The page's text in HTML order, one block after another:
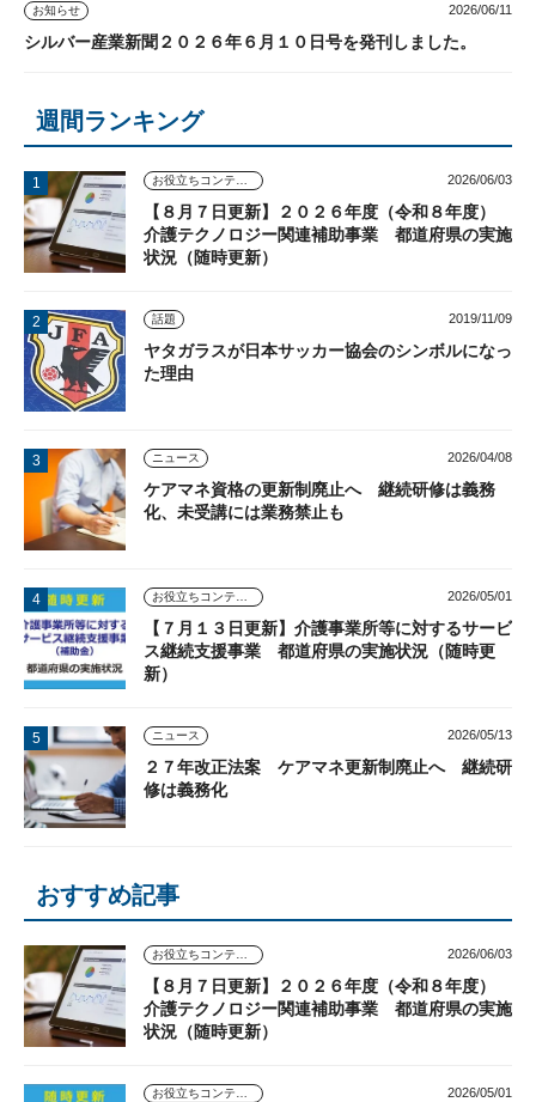
お知らせ 2026/06/11
シルバー産業新聞２０２６年６月１０日号を発刊しました。
週間ランキング
お役立ちコンテンツ 2026/06/03
【８月７日更新】２０２６年度（令和８年度）
介護テクノロジー関連補助事業 都道府県の実施
状況（随時更新）
話題 2019/11/09
ヤタガラスが日本サッカー協会のシンボルになっ
た理由
ニュース 2026/04/08
ケアマネ資格の更新制廃止へ 継続研修は義務
化、未受講には業務禁止も
お役立ちコンテンツ 2026/05/01
【７月１３日更新】介護事業所等に対するサービ
ス継続支援事業 都道府県の実施状況（随時更
新）
ニュース 2026/05/13
２７年改正法案 ケアマネ更新制廃止へ 継続研
修は義務化
おすすめ記事
お役立ちコンテンツ 2026/06/03
【８月７日更新】２０２６年度（令和８年度）
介護テクノロジー関連補助事業 都道府県の実施
状況（随時更新）
お役立ちコンテンツ 2026/05/01